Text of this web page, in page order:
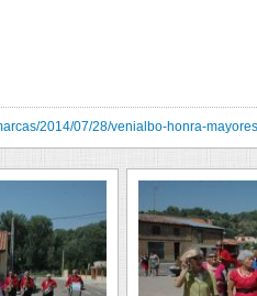
2014/07/28/venialbo-honra-